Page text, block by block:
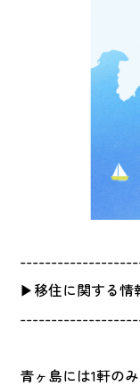
▶移住に関する情
青ヶ島には1軒の